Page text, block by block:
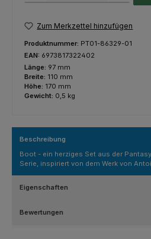
Zum Merkzettel hinzufügen
Produktnummer: PT01-86329-01
EAN: 6973817322402
Länge: 97 mm
Breite: 110 mm
Höhe: 170 mm
Gewicht: 0,5 kg
Beschreibung
Boot - ein herziges Set aus der
Serie, inspiriert von dem Werk von
Eigenschaften
Bewertungen